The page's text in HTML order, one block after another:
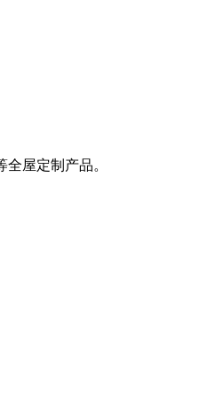
屋定制产品。